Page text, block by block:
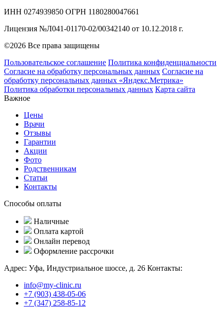
ИНН 0274939850 ОГРН 1180280047661
Лицензия №Л041-01170-02/00342140 от 10.12.2018 г.
©2026 Все права защищены
Пользовательское соглашение Политика конфиденциальности
Согласие на обработку персональных данных Согласие на
обработку персональных данных «Яндекс.Метрика»
Политика обработки персональных данных Карта сайта
Важное
Цены
Врачи
Отзывы
Гарантии
Акции
Фото
Родственникам
Статьи
Контакты
Способы оплаты
Наличные
Оплата картой
Онлайн перевод
Оформление рассрочки
Адрес: Уфа, Индустриальное шоссе, д. 26 Контакты:
info@my-clinic.ru
+7 (903) 438-05-06
+7 (347) 258-85-12